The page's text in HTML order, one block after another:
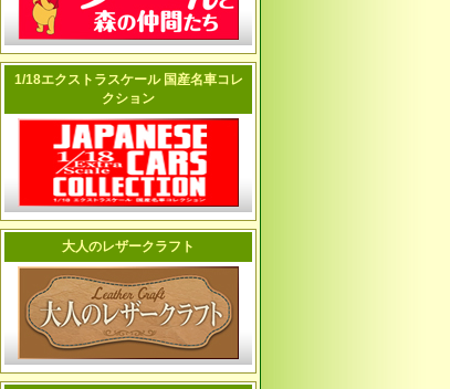
1/18エクストラスケール 国産名車コレ
クション
大人のレザークラフト